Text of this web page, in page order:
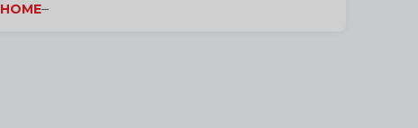
HOME